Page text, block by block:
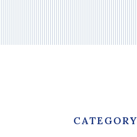
CATEGORY